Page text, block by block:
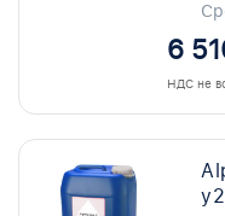
6
НДС не